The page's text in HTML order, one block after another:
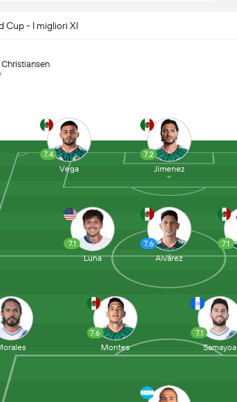
Cup - I migliori XI
7.6
Montes
7.4
Vega
7.1
Samayoa
7.1
7.6
Alvarez
7.1
Luna
7.2
Jimenez